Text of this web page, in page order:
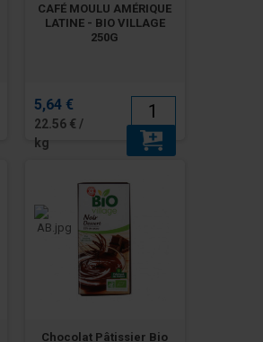
CAFÉ MOULU AMÉRIQUE
LATINE - BIO VILLAGE
250G
5,64 €
22.56 € /
kg
Chocolat Pâtissier Bio